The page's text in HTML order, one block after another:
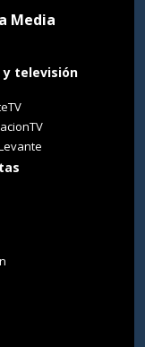
Media
y televisión